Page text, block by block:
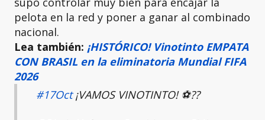
pelota en la red y poner a ganar al combinado
nacional.
Lea también: ¡HISTÓRICO! Vinotinto EMPATA
CON BRASIL en la eliminatoria Mundial FIFA
2026
#17Oct¡VAMOS VINOTINTO! ⚽️??